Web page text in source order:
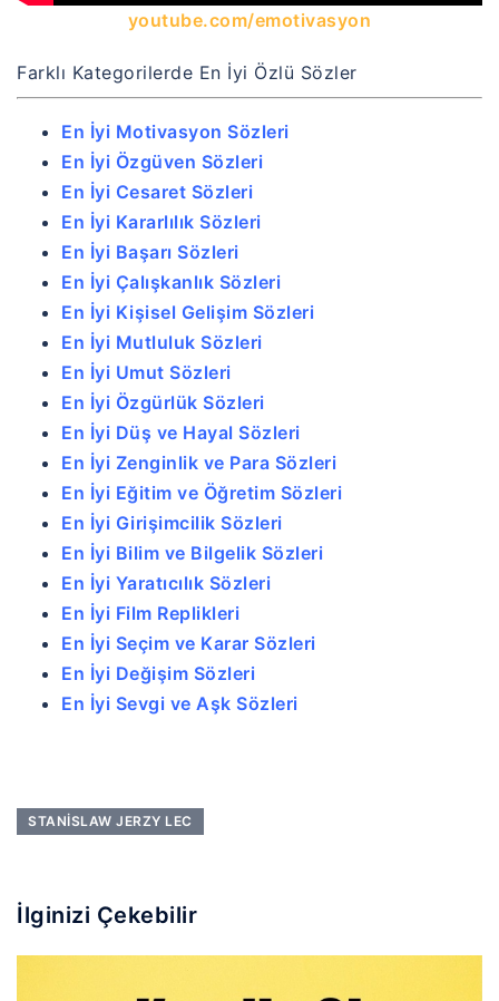
youtube.com/emotivasyon
Farklı Kategorilerde En İyi Özlü Sözler
En İyi Motivasyon Sözleri
En İyi Özgüven Sözleri
En İyi Cesaret Sözleri
En İyi Kararlılık Sözleri
En İyi Başarı Sözleri
En İyi Çalışkanlık Sözleri
En İyi Kişisel Gelişim Sözleri
En İyi Mutluluk Sözleri
En İyi Umut Sözleri
En İyi Özgürlük Sözleri
En İyi Düş ve Hayal Sözleri
En İyi Zenginlik ve Para Sözleri
En İyi Eğitim ve Öğretim Sözleri
En İyi Girişimcilik Sözleri
En İyi Bilim ve Bilgelik Sözleri
En İyi Yaratıcılık Sözleri
En İyi Film Replikleri
En İyi Seçim ve Karar Sözleri
En İyi Değişim Sözleri
En İyi Sevgi ve Aşk Sözleri
STANISLAW JERZY LEC
İlginizi Çekebilir